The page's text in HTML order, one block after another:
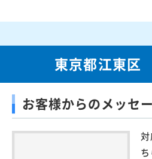
東京都江東
お客様からのメッセ